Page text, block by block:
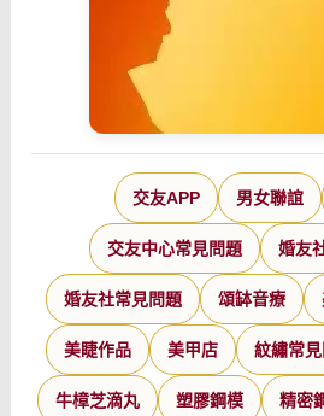
交友APP 男女聯誼
交友中心常見問題 婚友
婚友社常見問題 頌缽音療
美睫作品 美甲店 紋繡常
牛樟芝滴丸 塑膠鋼模 精密